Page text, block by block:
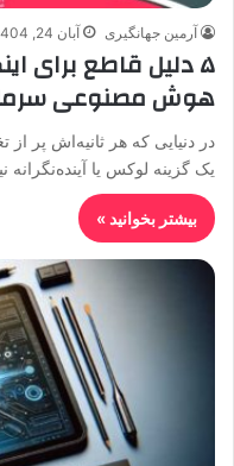
آرمین جهانگیری آبان 24, 1404
۵ دلیل قاطع برای
هوش مصنوعی
در دنیایی که هر ثانیه‌اش پر
یک گزینه لوکس یا
بیشتر بخوانید »